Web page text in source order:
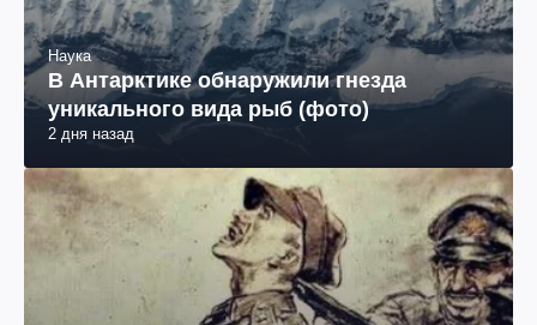
Наука
В Антарктике обнаружили гнезда
уникального вида рыб (фото)
2 дня назад